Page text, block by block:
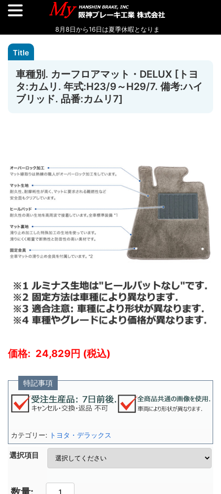
車種別. カーフロアマット・DELUX [トヨ
タ:カムリ. 年式:H23/9～H29/7. 備考:ハイ
ブリッド. 品番:カムリ7]
24,829
特記事項
選択項目
カテゴリー: トヨタ・デラックス